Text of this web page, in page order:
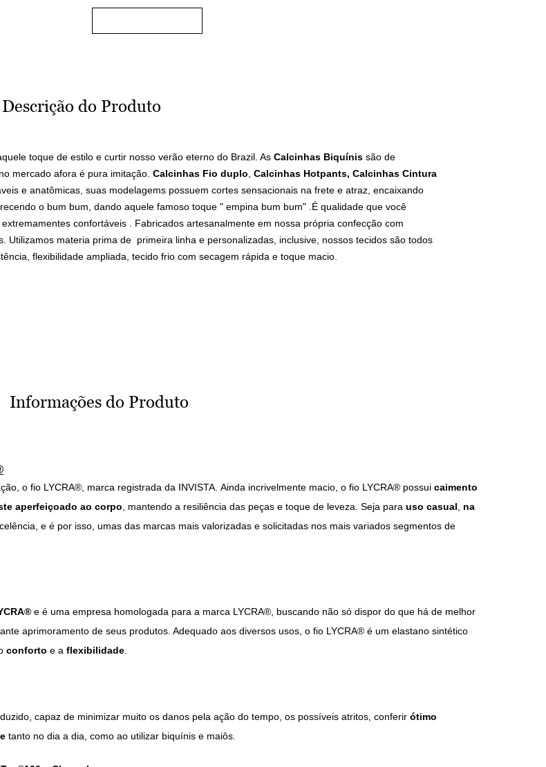
Descrição do Produto
toque de estilo e curtir nosso verão eterno do Brazil. As Calcinhas Biquínis são de
mercado afora é pura imitação. Calcinhas Fio duplo Calcinhas Hotpants, Calcinhas Cintura
e anatômicas, suas modelagems possuem cortes sensacionais na frete e atraz, encaixando
o bum bum, dando aquele famoso toque " empina bum bum" .É qualidade que você
confortáveis . Fabricados artesanalmente em nossa própria confecção com
Utilizamos materia prima de primeira linha e personalizadas, inclusive, nossos tecidos são todos
flexibilidade ampliada, tecido frio com secagem rápida e toque macio.
Informações do Produto
o fio LYCRA®, marca registrada da INVISTA. Ainda incrivelmente macio, o fio LYCRA® possui caimento
aperfeiçoado ao corpo , mantendo a resiliência das peças e toque de leveza. Seja para uso casual
na
e é por isso, umas das marcas mais valorizadas e solicitadas nos mais variados segmentos de
e é uma empresa homologada para a marca LYCRA®, buscando não só dispor do que há de melhor
aprimoramento de seus produtos. Adequado aos diversos usos, o fio LYCRA® é um elastano sintético
conforto e a flexibilidade
capaz de minimizar muito os danos pela ação do tempo, os possíveis atritos, conferir ótimo
tanto no dia a dia, como ao utilizar biquínis e maiôs.